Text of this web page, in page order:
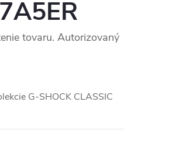
tovaru. Autorizovaný
G-SHOCK CLASSIC